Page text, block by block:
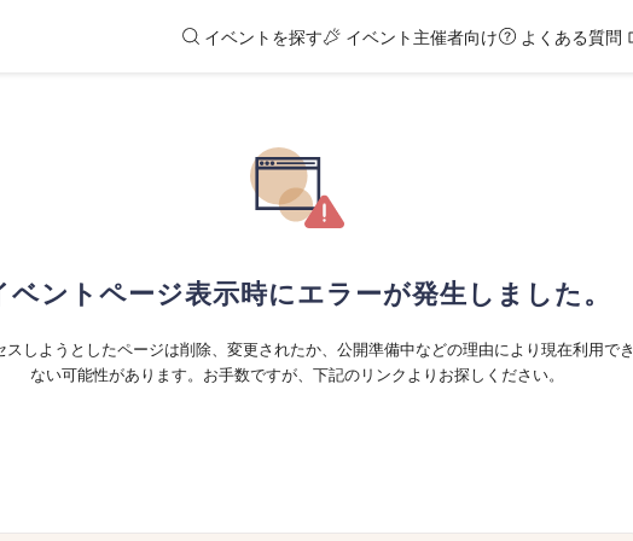
イベントを探す イベント主催者向け よくある質問
ベントページ表示時にエラーが発生しました。
スしようとしたページは削除、変更されたか、公開準備中などの理由により現在利用でき
ない可能性があります。お手数ですが、下記のリンクよりお探しください。